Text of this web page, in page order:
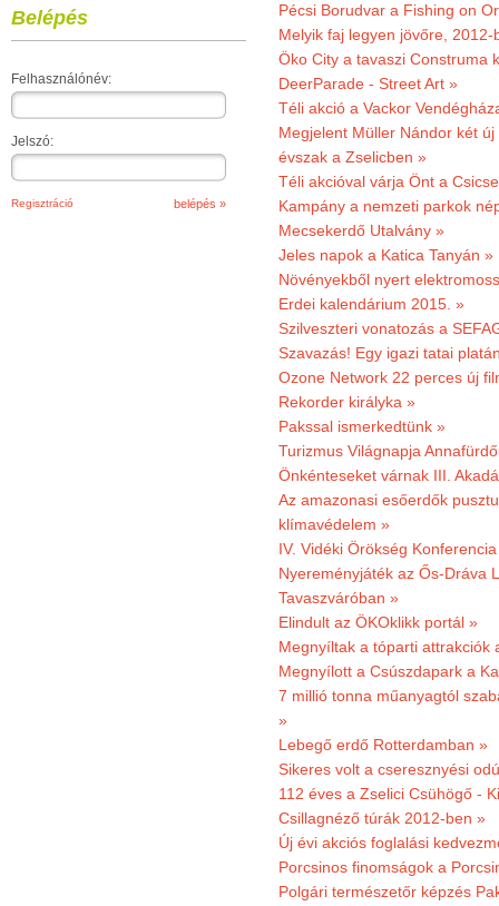
Belépés
Felhasználónév:
Jelszó:
Regisztráció
Pécsi Borudvar a Fishing on
Melyik faj legyen jövőre,
Öko City a tavaszi Construma
DeerParade - Street Art »
Téli akció a Vackor
Megjelent Müller Nándor két
évszak a Zselicben »
Téli akcióval várja Önt a
Kampány a nemzeti parkok
Mecsekerdő Utalvány »
Jeles napok a Katica Tanyán »
Növényekből nyert
Erdei kalendárium 2015. »
Szilveszteri vonatozás a
Szavazás! Egy igazi tatai
Ozone Network 22 perces új
Rekorder királyka »
Pakssal ismerkedtünk »
Turizmus Világnapja
Önkénteseket várnak III.
Az amazonasi esőerdők
klímavédelem »
IV. Vidéki Örökség
Nyereményjáték az Ős-Dráva
Tavaszváróban »
Elindult az ÖKOklikk portál »
Megnyíltak a tóparti attrakciók
Megnyílott a Csúszdapark a
7 millió tonna műanyagtól
»
Lebegő erdő Rotterdamban »
Sikeres volt a cseresznyési
112 éves a Zselici Csühögő -
Csillagnéző túrák 2012-ben »
Új évi akciós foglalási
Porcsinos finomságok a
Polgári természetőr képzés